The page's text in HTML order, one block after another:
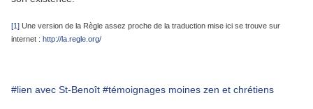
[1] Une version de la Règle assez proche de la traduction mise ici se trouve sur
internet : http://la.regle.org/
#lien avec St-Benoît #témoignages moines zen et chrétiens